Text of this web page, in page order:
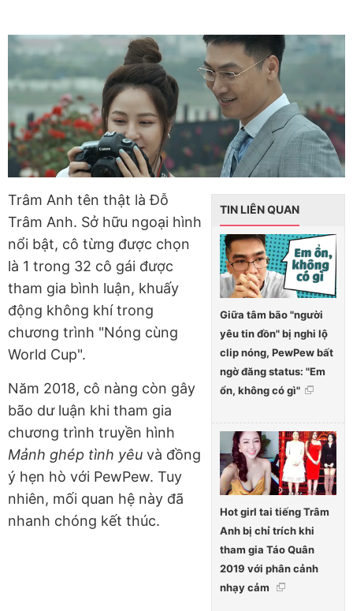
TIN LIÊN QUAN
Giữa tâm bão "người
yêu tin đồn" bị nghi lộ
clip nóng, PewPew bất
ngờ đăng status: "Em
ổn, không có gì"
Hot girl tai tiếng Trâm
Anh bị chỉ trích khi
tham gia Táo Quân
2019 với phân cảnh
nhạy cảm
Trâm Anh tên thật là Đỗ
Trâm Anh. Sở hữu ngoại hình
nổi bật, cô từng được chọn
là 1 trong 32 cô gái được
tham gia bình luận, khuấy
động không khí trong
chương trình "Nóng cùng
World Cup".
Năm 2018, cô nàng còn gây
bão dư luận khi tham gia
chương trình truyền hình
Mảnh ghép tình yêu và đồng
ý hẹn hò với PewPew. Tuy
nhiên, mối quan hệ này đã
nhanh chóng kết thúc.